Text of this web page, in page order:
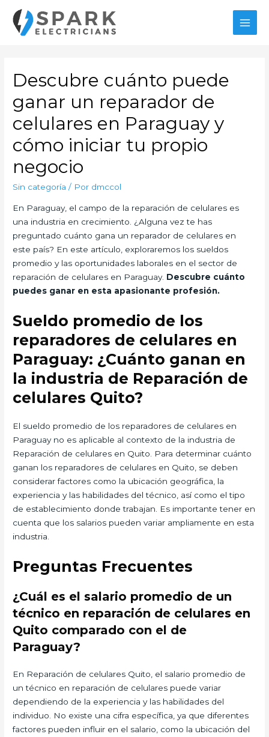
contenido
Descubre cuánto puede
ganar un reparador de
celulares en Paraguay y
cómo iniciar tu propio
negocio
Sin categoría / Por dmccol
En Paraguay, el campo de la reparación de celulares es
una industria en crecimiento. ¿Alguna vez te has
preguntado cuánto gana un reparador de celulares en
este país? En este artículo, exploraremos los sueldos
promedio y las oportunidades laborales en el sector de
reparación de celulares en Paraguay. Descubre cuánto
puedes ganar en esta apasionante profesión.
Sueldo promedio de los
reparadores de celulares en
Paraguay: ¿Cuánto ganan en
la industria de Reparación de
celulares Quito?
El sueldo promedio de los reparadores de celulares en
Paraguay no es aplicable al contexto de la industria de
Reparación de celulares en Quito. Para determinar cuánto
ganan los reparadores de celulares en Quito, se deben
considerar factores como la ubicación geográfica, la
experiencia y las habilidades del técnico, así como el tipo
de establecimiento donde trabajan. Es importante tener en
cuenta que los salarios pueden variar ampliamente en esta
industria.
Preguntas Frecuentes
¿Cuál es el salario promedio de un
técnico en reparación de celulares en
Quito comparado con el de
Paraguay?
En Reparación de celulares Quito, el salario promedio de
un técnico en reparación de celulares puede variar
dependiendo de la experiencia y las habilidades del
individuo. No existe una cifra específica, ya que diferentes
factores pueden influir en el salario, como la ubicación del